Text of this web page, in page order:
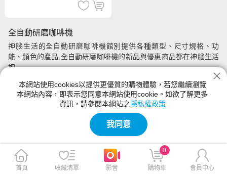
全自動研磨咖啡機
神腦生活的全自動研磨咖啡機館別提供各種類型、尺寸規格、功
能、顏色的產品,全自動研磨咖啡機的新品與優惠商品都在神腦生活
裡
本網站使用cookies以提供更優質的購物體驗，若您繼續瀏覽
本網站內容，即表示您同意本網站使用cookie。如欲了解更多
資訊，請參閱本網站之 隱私權政策
我同意
首頁 收藏清單 影音 購物車
0
會員中心